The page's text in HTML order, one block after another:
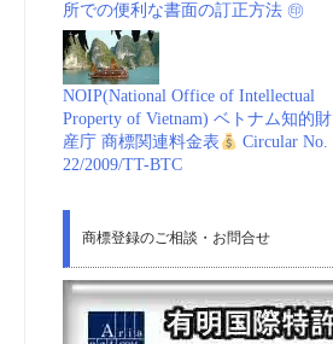
所での便利な書面の訂正方法 ㊞
NOIP(National Office of Intellectual
Property of Vietnam) ベトナム知的財
産庁 商標関連料金表
Circular No.
22/2009/TT-BTC
商標登録のご相談・お問合せ